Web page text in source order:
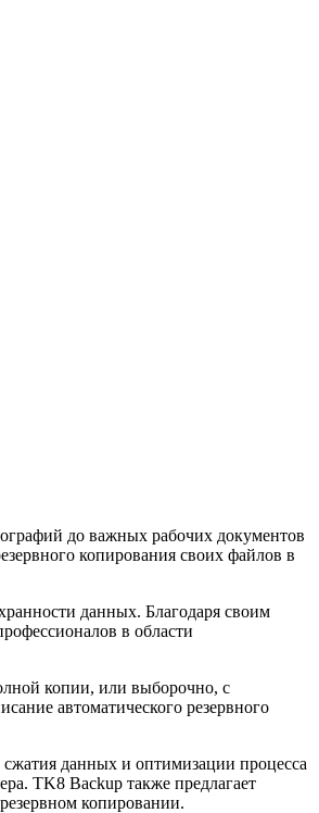
до важных рабочих документов
копирования своих файлов в
данных. Благодаря своим
в области
копии, или выборочно, с
автоматического резервного
данных и оптимизации процесса
TK8 Backup также предлагает
копировании.